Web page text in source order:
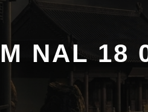
NAL 18